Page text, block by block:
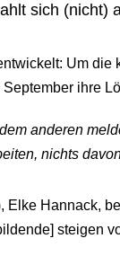
sich (nicht)
Um die
ihre
anderen
nichts
Hannack,
steigen